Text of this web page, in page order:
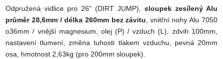
Odpružená vidlice pro 26" (DIRT JUMP), sloupek zesílený Alu
průměr 28,6mm / délka 260mm bez závitu , vnitřní nohy Alu 7050
o36mm / vnější magnesium, olej (P) / vzduch (L), zdvih 100mm,
nastavení tlumení, změna tuhosti tlakem vzduchu, pevná 20mm
osa, hmotnost 2,63kg (pro 200mm sloupek).